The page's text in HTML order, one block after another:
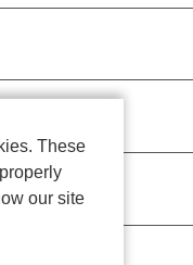
These
our site